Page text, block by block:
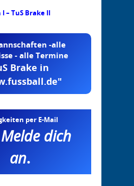
I – TuS Brake II
-alle
- alle Termine
Brake in
per E-Mail
Melde dich
an.